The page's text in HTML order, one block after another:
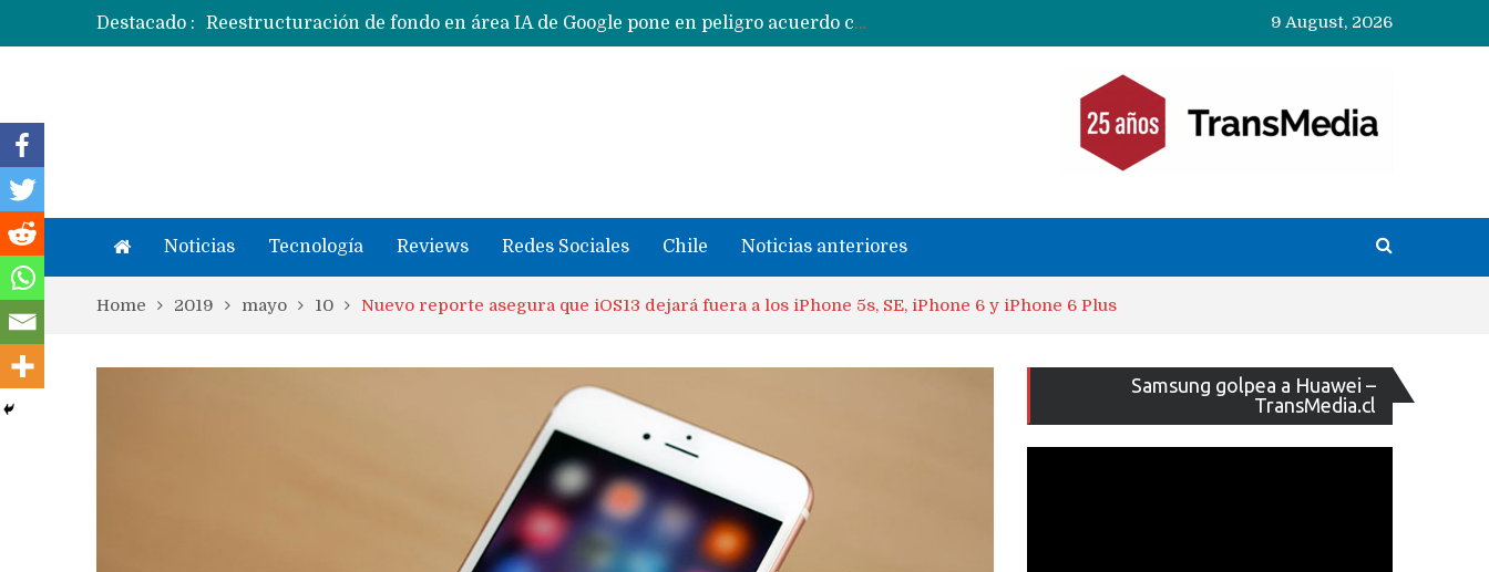
Destacado :
CXMT le dice NO a la venta de sus memorias a Apple y dará prioridad a Huawei y Xiaomi
Sailfish OS la «joya» de sistema operativo que Europa planea financiar para competir contra Android, iOS y HarmonyOS
9 August, 2026
Noticias Tecnología Reviews Redes Sociales Chile Noticias anteriores
Home 2019 mayo 10 Nuevo reporte asegura que iOS13 dejará fuera a los iPhone 5s, SE, iPhone 6 y iPhone 6 Plus
Samsung golpea a Huawei –
TransMedia.cl
de
vídeo